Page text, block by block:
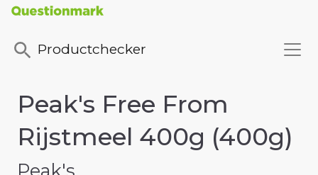
Productchecker
Peak's Free From
Rijstmeel 400g (400g)